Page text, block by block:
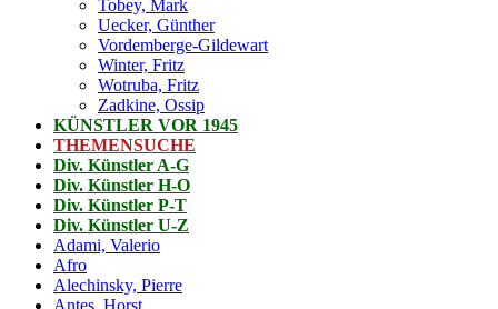
Tobey, Mark
Uecker, Günther
Vordemberge-Gildewart
Winter, Fritz
Wotruba, Fritz
Zadkine, Ossip
KÜNSTLER VOR 1945
THEMENSUCHE
Div. Künstler A-G
Div. Künstler H-O
Div. Künstler P-T
Div. Künstler U-Z
Adami, Valerio
Afro
Alechinsky, Pierre
Antes, Horst